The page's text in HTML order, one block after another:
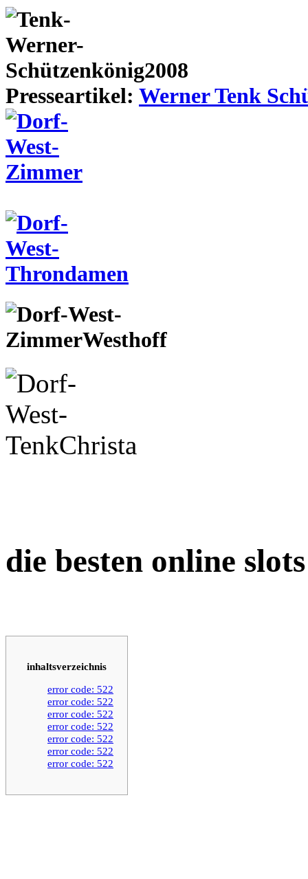
Presseartikel: Werner Tenk
die besten online slots
inhaltsverzeichnis
error code: 522
error code: 522
error code: 522
error code: 522
error code: 522
error code: 522
error code: 522